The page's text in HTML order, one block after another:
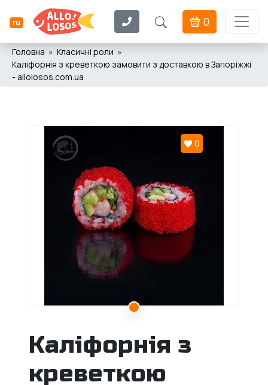
ru 0
Головна
Класичні роли
Каліфорнія з креветкою замовити з доставкою в Запоріжжі
- allolosos.com.ua
0
Каліфорнія з
креветкою